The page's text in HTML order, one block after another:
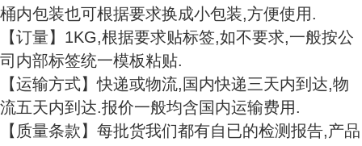
桶内包装也可根据要求换成小包装,方便使用.
【订量】1KG,根据要求贴标签,如不要求,一般按公
司内部标签统一模板粘贴.
【运输方式】快递或物流,国内快递三天内到达,物
流五天内到达.报价一般均含国内运输费用.
【质量条款】每批货我们都有自已的检测报告,产品